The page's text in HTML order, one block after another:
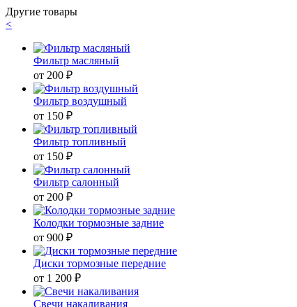
Другие товары
<
Фильтр масляный
от 200 ₽
Фильтр воздушный
от 150 ₽
Фильтр топливный
от 150 ₽
Фильтр салонный
от 200 ₽
Колодки тормозные задние
от 900 ₽
Диски тормозные передние
от 1 200 ₽
Свечи накаливания